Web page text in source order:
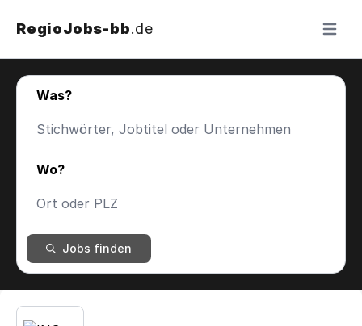
RegioJobs-bb.de Menü
Was?
Wo?
Jobs finden